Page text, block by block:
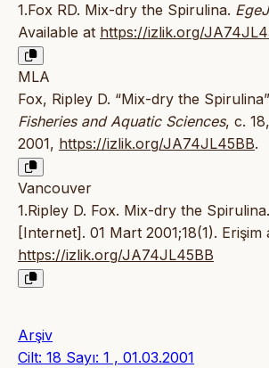
1.Fox RD. Mix-dry the Spirulina.
Available at https://izlik.org/
MLA
Fox, Ripley D. “Mix-dry the
Fisheries and Aquatic Sciences, c.
2001, https://izlik.org/JA74JL45BB.
Vancouver
1.Ripley D. Fox. Mix-dry the
[Internet]. 01 Mart 2001;18(1). Erişim
https://izlik.org/JA74JL45BB
Arşiv
Cilt: 18 Sayı: 1 , 01.03.2001